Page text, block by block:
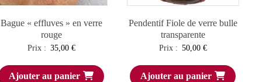
Bague « effluves » en verre
rouge
Prix : 35,00 €
Ajouter au panier
Pendentif Fiole de verre bulle
transparente
Prix : 50,00 €
Ajouter au panier